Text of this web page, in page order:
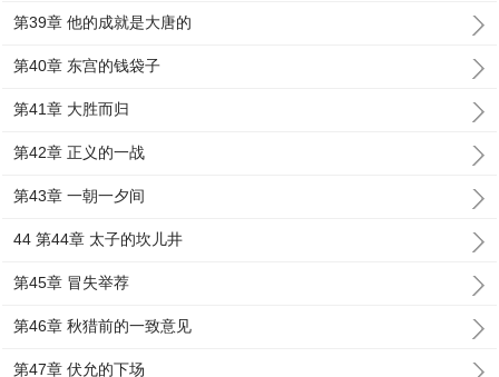
第39章 他的成就是大唐的
第40章 东宫的钱袋子
第41章 大胜而归
第42章 正义的一战
第43章 一朝一夕间
44 第44章 太子的坎儿井
第45章 冒失举荐
第46章 秋猎前的一致意见
第47章 伏允的下场